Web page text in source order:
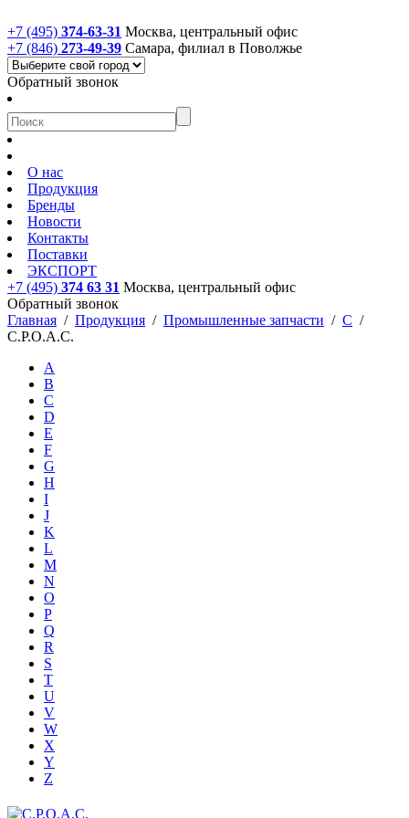
+7 (495) 374-63-31 Москва, центральный офис
+7 (846) 273-49-39 Самара, филиал в Поволжье
Обратный звонок
О нас
Продукция
Бренды
Новости
Контакты
Поставки
ЭКСПОРТ
+7 (495) 374 63 31 Москва, центральный офис
Обратный звонок
Главная / Продукция / Промышленные запчасти / C /
C.P.O.A.C.
A
B
C
D
E
F
G
H
I
J
K
L
M
N
O
P
Q
R
S
T
U
V
W
X
Y
Z